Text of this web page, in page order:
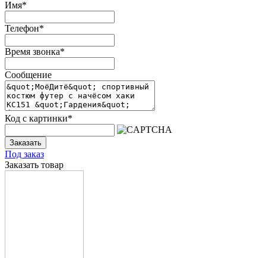
Имя*
Телефон*
Время звонка*
Сообщение
Код с картинки*
Заказать
Под заказ
Заказать товар